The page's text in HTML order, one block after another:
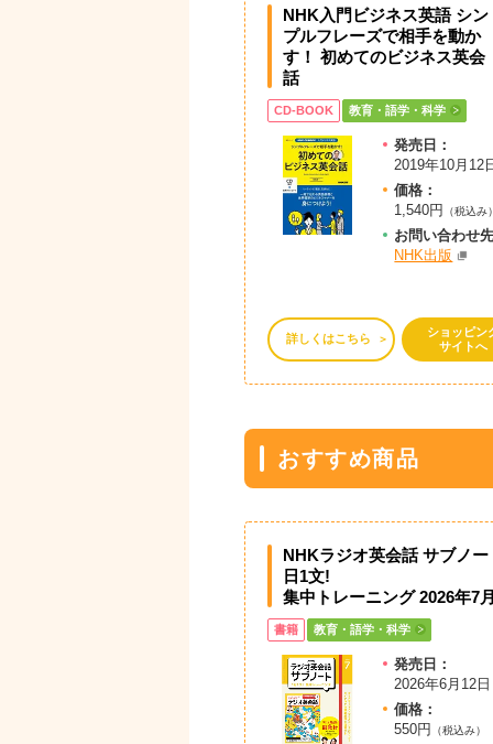
NHK入門ビジネス英語 シン
プルフレーズで相手を動か
す！ 初めてのビジネス英会
話
CD-BOOK 教育・語学・科学
発売日：
2019年10月12
価格：
1,540円
（税込み
お問い合わせ
NHK出版
詳しくはこちら
ショッピン
サイトへ
おすすめ商品
NHKラジオ英会話 サブノー
日1文!
集中トレーニング 2026年7
書籍 教育・語学・科学
発売日：
2026年6月12日
価格：
550円
（税込み）